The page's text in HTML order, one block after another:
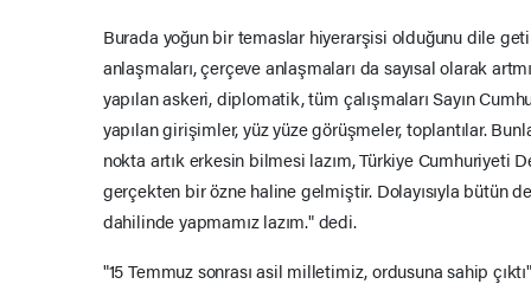
Burada yoğun bir temaslar hiyerarşisi olduğunu dile
anlaşmaları, çerçeve anlaşmaları da sayısal olarak
yapılan askeri, diplomatik, tüm çalışmaları Sayın
yapılan girişimler, yüz yüze görüşmeler, toplantılar.
nokta artık erkesin bilmesi lazım, Türkiye Cumhuriyeti
gerçekten bir özne haline gelmiştir. Dolayısıyla bütün
dahilinde yapmamız lazım." dedi.
"15 Temmuz sonrası asil milletimiz, ordusuna sahip çıktı"